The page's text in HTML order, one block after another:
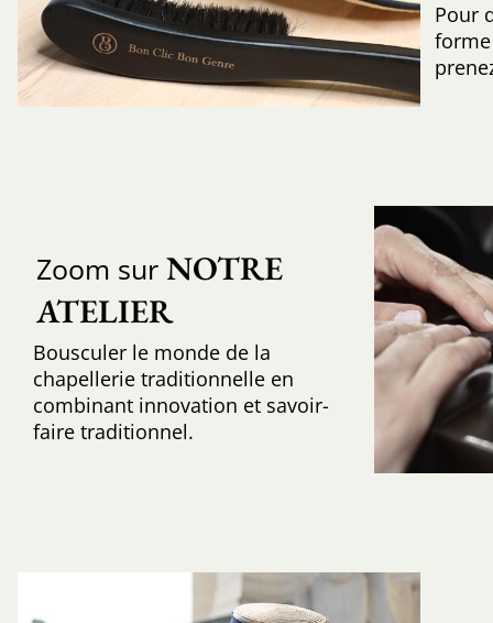
Pour
Zoom sur NOTRE
ATELIER
Bousculer le monde de la
chapellerie traditionnelle en
combinant innovation et savoir-
faire traditionnel.